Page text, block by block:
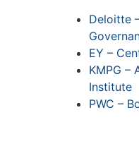
Deloitte
EY –
KMPG –
Institute
PWC –